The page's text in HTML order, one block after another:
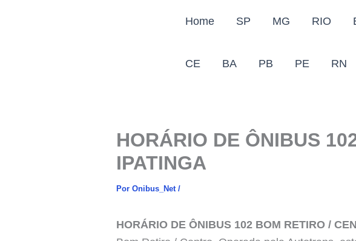
Home SP MG RIO
CE BA PB PE RN
HORÁRIO DE ÔNIBUS
IPATINGA
Por Onibus_Net /
HORÁRIO DE ÔNIBUS 102 BOM RETIRO /